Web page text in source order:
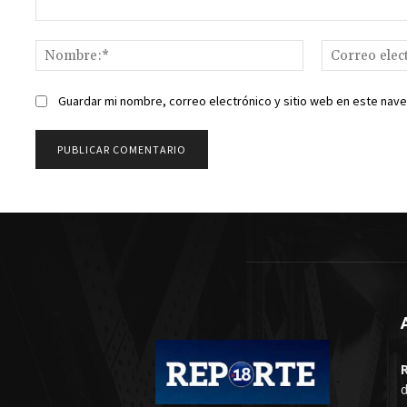
Nombre:*
Guardar mi nombre, correo electrónico y sitio web en este